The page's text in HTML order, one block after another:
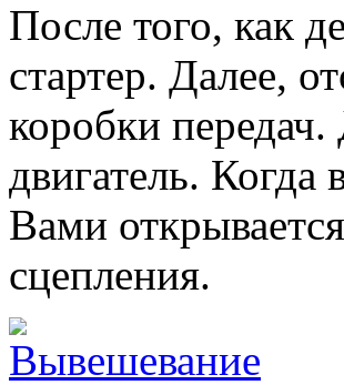
После того, как
стартер. Далее,
коробки
двигатель. Когда
Вами
сцепления.